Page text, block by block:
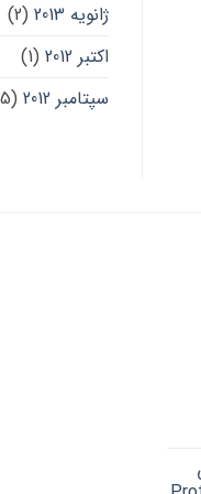
ژانویه 2013
(2)
اکتبر 2012
(1)
سپتامبر 2012
(5)